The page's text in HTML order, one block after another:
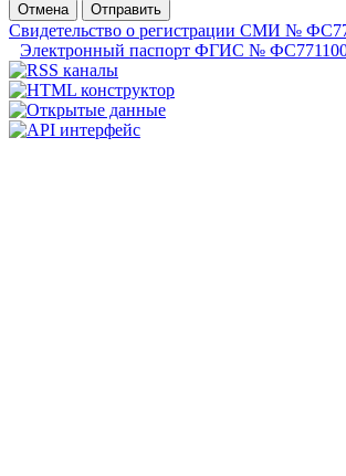
Отмена
Отправить
Свидетельство о регистрации СМИ №
Электронный паспорт ФГИС №